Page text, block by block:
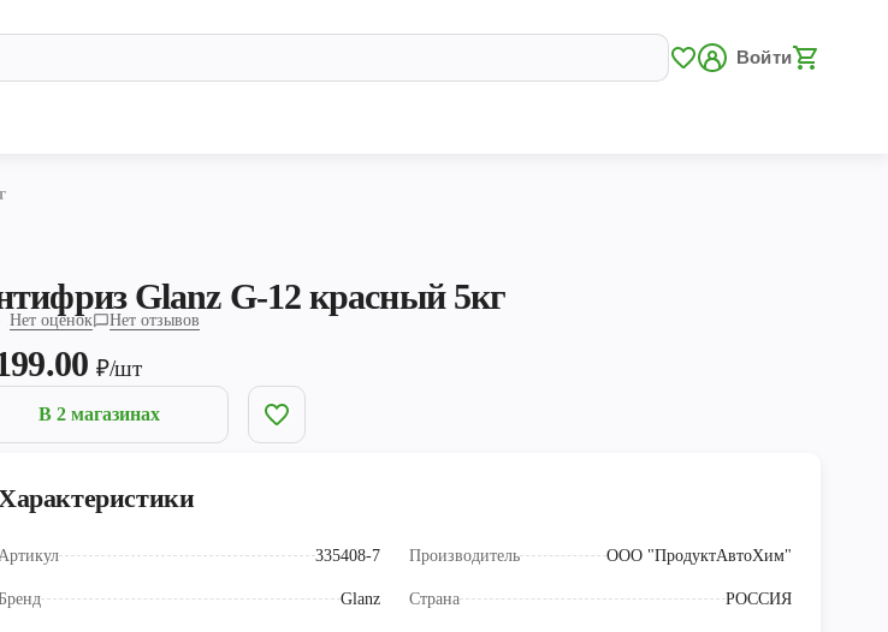
Войти
Glanz G-12 красный 5кг
Нет оценок Нет отзывов
₽/шт
В 2 магазинах
335408-7 Производитель ООО "ПродуктАвтоХим"
Glanz Страна РОССИЯ